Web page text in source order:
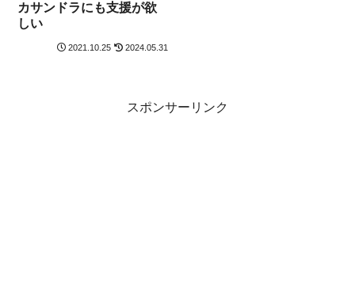
カサンドラにも支援が欲
しい
2021.10.25 2024.05.31
スポンサーリンク